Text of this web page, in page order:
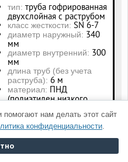
тип: труба гофрированная
двухслойная с раструбом
класс жесткости: SN 6-7
диаметр наружный: 340
мм
диаметр внутренний: 300
мм
длина труб (без учета
раструба): 6 м
материал: ПНД
(полиэтилен низкого
− + Купить
нам делать этот сайт
конфиденциальности.